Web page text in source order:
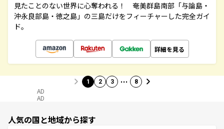
見たことのない世界に心奪われる！ 奄美群島南部「与論島・
沖永良部島・徳之島」の三島だけをフィーチャーした完全ガイ
ド。
詳細を見る
1 2 3 … 8
AD
AD
人気の国と地域から探す